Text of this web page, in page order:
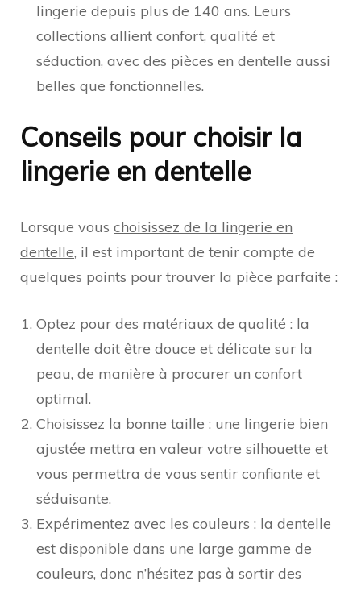
lingerie depuis plus de 140 ans. Leurs
collections allient confort, qualité et
séduction, avec des pièces en dentelle aussi
belles que fonctionnelles.
Conseils pour choisir la
lingerie en dentelle
Lorsque vous choisissez de la lingerie en
dentelle, il est important de tenir compte de
quelques points pour trouver la pièce parfaite :
Optez pour des matériaux de qualité : la
dentelle doit être douce et délicate sur la
peau, de manière à procurer un confort
optimal.
Choisissez la bonne taille : une lingerie bien
ajustée mettra en valeur votre silhouette et
vous permettra de vous sentir confiante et
séduisante.
Expérimentez avec les couleurs : la dentelle
est disponible dans une large gamme de
couleurs, donc n’hésitez pas à sortir des